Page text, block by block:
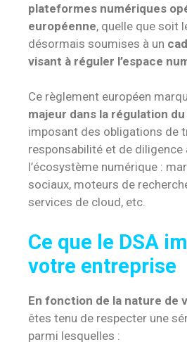
plateformes numériques
européenne, quelle que soit
désormais soumises à un
visant à réguler l’espace
Ce règlement européen
majeur dans la régulation
imposant des obligations de
responsabilité et de diligence
l’écosystème numérique :
sociaux, moteurs de
services de cloud, etc.
Ce que le DSA
votre entreprise
En fonction de la nature de
êtes tenu de respecter une
parmi lesquelles :